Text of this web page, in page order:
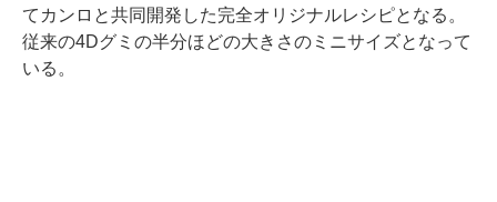
てカンロと共同開発した完全オリジナルレシピとなる。
従来の4Dグミの半分ほどの大きさのミニサイズとなって
いる。